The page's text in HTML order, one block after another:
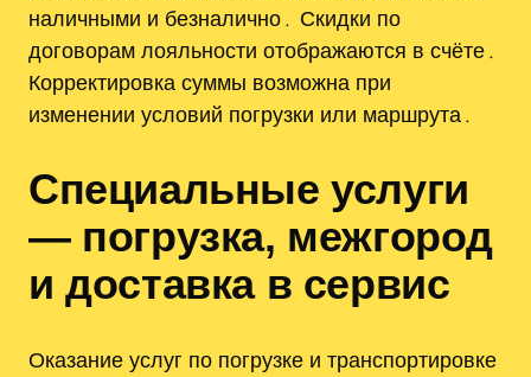
наличными и безналично․ Скидки по
договорам лояльности отображаются в счёте․
Корректировка суммы возможна при
изменении условий погрузки или маршрута․
Специальные услуги
— погрузка‚ межгород
и доставка в сервис
Оказание услуг по погрузке и транспортировке